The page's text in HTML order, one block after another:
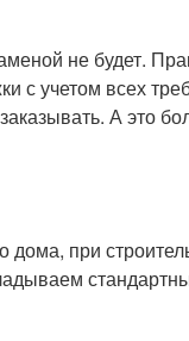
не будет.
с учетом всех
А это
дома, при